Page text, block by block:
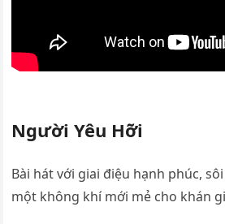
Người Yêu Hỡi
Bài hát với giai điệu hạnh phúc,
một không khí mới mẻ cho khán